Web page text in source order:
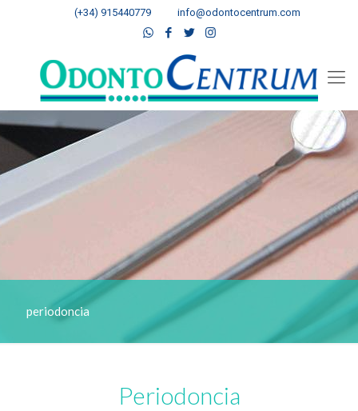
(+34) 915440779 info@odontocentrum.com
periodoncia
Periodoncia